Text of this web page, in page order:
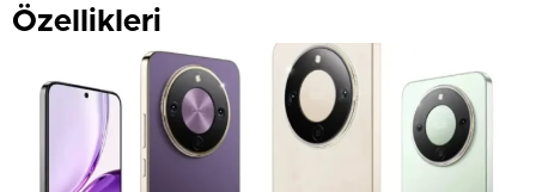
Özellikleri